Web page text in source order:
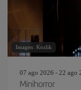
Imagen: Kozlik
07 ago 2026 - 22 ago
Minihorror